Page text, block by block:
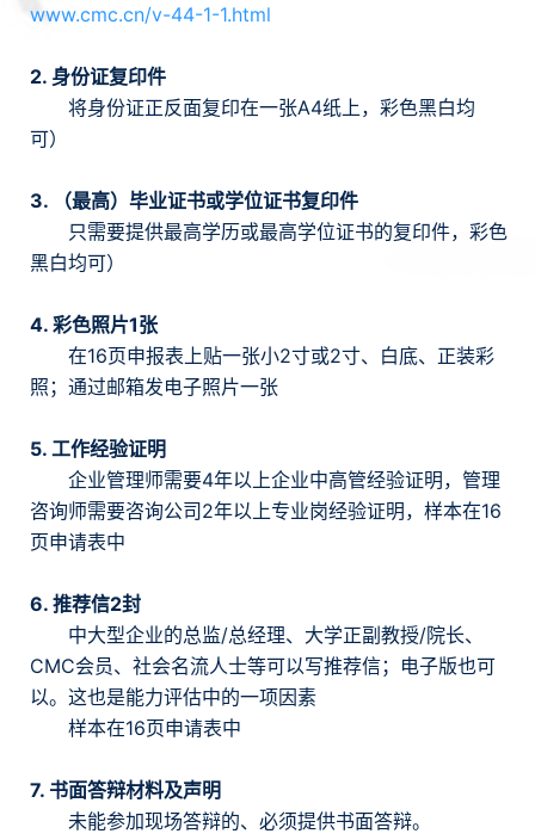
www.cmc.cn/v-44-1-1.html
2. 身份证复印件
将身份证正反面复印在一张A4纸上，彩色黑白均
可）
3. （最高）毕业证书或学位证书复印件
只需要提供最高学历或最高学位证书的复印件，彩色
黑白均可）
4. 彩色照片1张
在16页申报表上贴一张小2寸或2寸、白底、正装彩
照；通过邮箱发电子照片一张
5. 工作经验证明
企业管理师需要4年以上企业中高管经验证明，管理
咨询师需要咨询公司2年以上专业岗经验证明，样本在16
页申请表中
6. 推荐信2封
中大型企业的总监/总经理、大学正副教授/院长、
CMC会员、社会名流人士等可以写推荐信；电子版也可
以。这也是能力评估中的一项因素
样本在16页申请表中
7. 书面答辩材料及声明
未能参加现场答辩的、必须提供书面答辩。